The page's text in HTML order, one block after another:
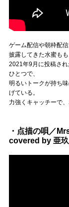
ゲーム配信や朝枠配
披露してきた水蜜もも
2021年9月に投稿さ
ひとつで、
明るいトークが持ち
げている。
力強くキャッチーで
・点描の唄／
covered by 亜